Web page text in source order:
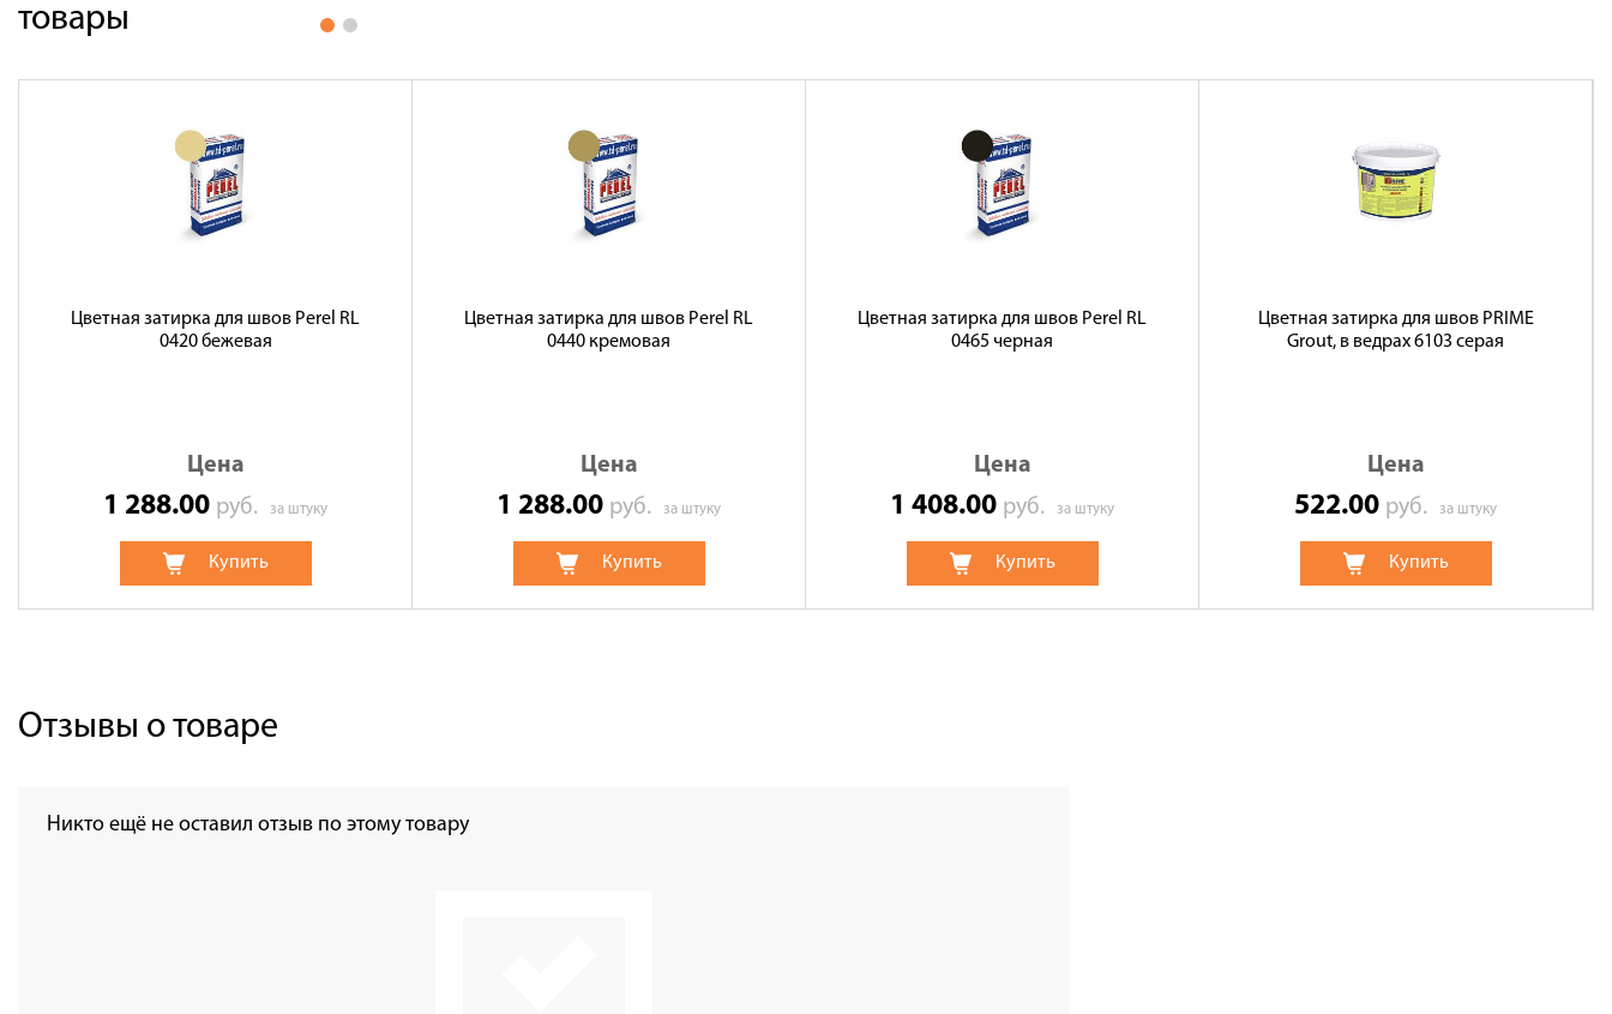
товары
Цветная затирка для швов Perel RL
0420 бежевая
Цена
1 288.00 руб. за штуку
Купить
Цветная затирка для швов Perel RL
0440 кремовая
Цена
1 288.00 руб. за штуку
Купить
Цветная затирка для швов Perel RL
0465 черная
Цена
1 408.00 руб. за штуку
Купить
Цветная затирка для швов PRIME
Grout, в ведрах 6103 серая
Цена
522.00 руб. за штуку
Купить
Отзывы о товаре
Никто ещё не оставил отзыв по этому товару